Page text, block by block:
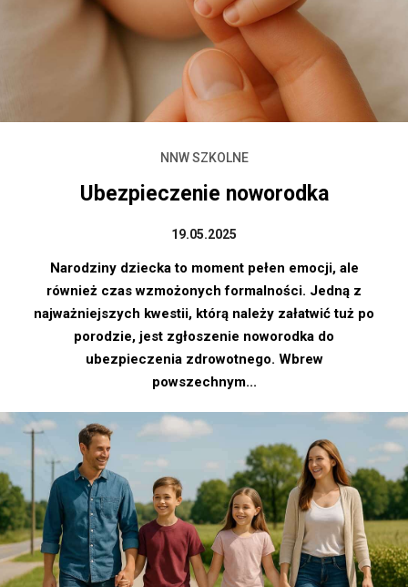
NNW SZKOLNE
Ubezpieczenie noworodka
19.05.2025
Narodziny dziecka to moment pełen emocji, ale
również czas wzmożonych formalności. Jedną z
najważniejszych kwestii, którą należy załatwić tuż po
porodzie, jest zgłoszenie noworodka do
ubezpieczenia zdrowotnego. Wbrew
powszechnym...